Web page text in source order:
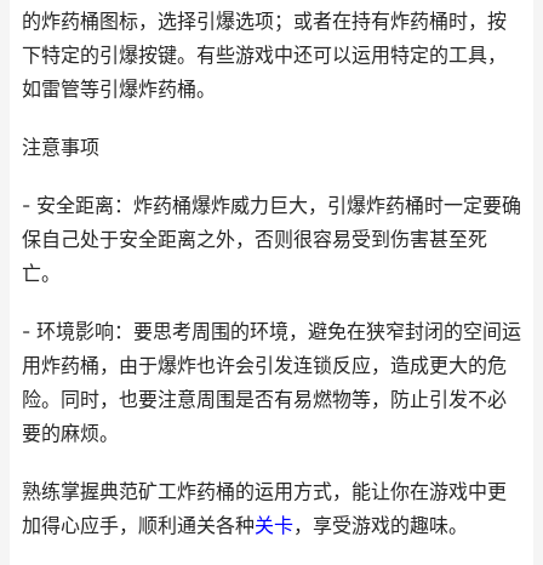
的炸药桶图标，选择引爆选项；或者在持有炸药桶时，按
下特定的引爆按键。有些游戏中还可以运用特定的工具，
如雷管等引爆炸药桶。
注意事项
- 安全距离：炸药桶爆炸威力巨大，引爆炸药桶时一定要确
保自己处于安全距离之外，否则很容易受到伤害甚至死
亡。
- 环境影响：要思考周围的环境，避免在狭窄封闭的空间运
用炸药桶，由于爆炸也许会引发连锁反应，造成更大的危
险。同时，也要注意周围是否有易燃物等，防止引发不必
要的麻烦。
熟练掌握典范矿工炸药桶的运用方式，能让你在游戏中更
加得心应手，顺利通关各种关卡，享受游戏的趣味。